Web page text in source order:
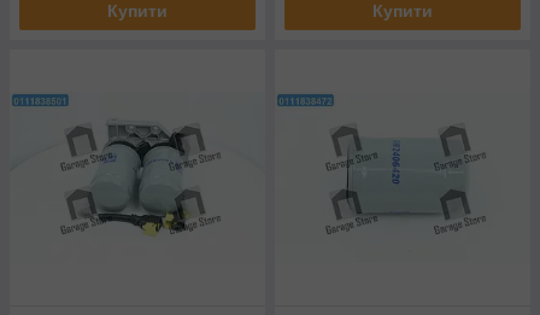
Купити Купити